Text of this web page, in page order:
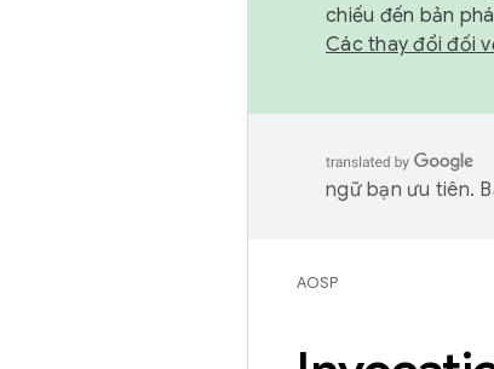
chiếu đến bản
Các thay đổi đối
ngữ bạn ưu tiên.
AOSP